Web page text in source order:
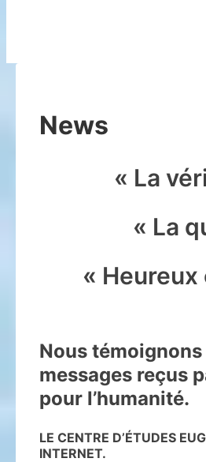
News
« La
« La
«
Nous témoignons
messages reçus
pour l’humanité.
LE CENTRE D’ÉTUDES
INTERNET.